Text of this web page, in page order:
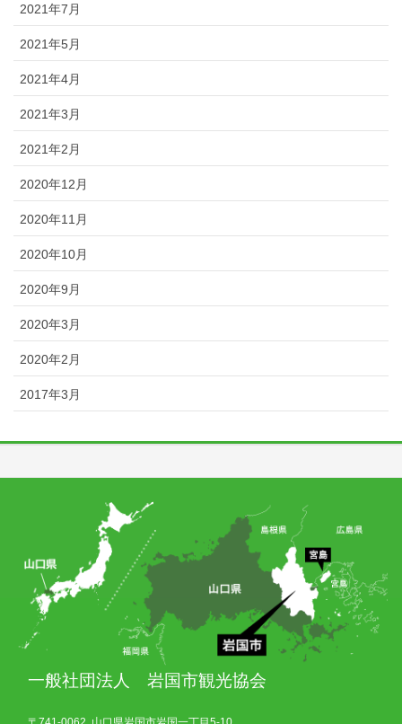
2021年7月
2021年5月
2021年4月
2021年3月
2021年2月
2020年12月
2020年11月
2020年10月
2020年9月
2020年3月
2020年2月
2017年3月
一般社団法人 岩国市観光協会